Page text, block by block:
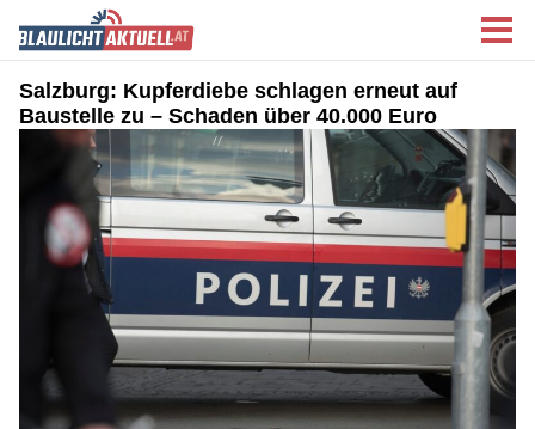
Salzburg: Kupferdiebe schlagen erneut auf
Baustelle zu – Schaden über 40.000 Euro